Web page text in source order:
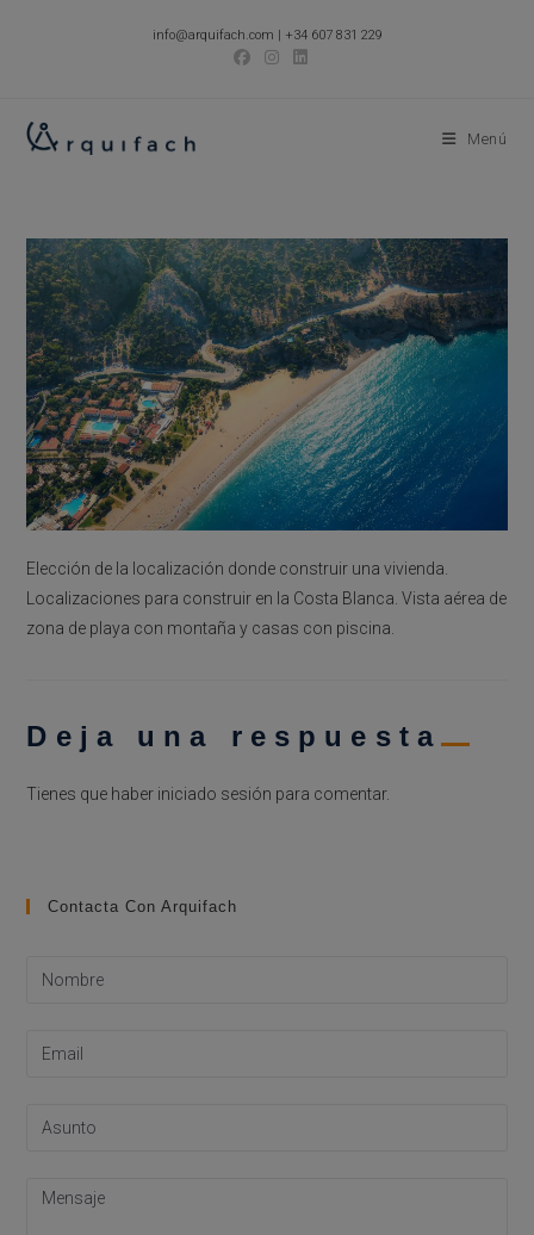
info@arquifach.com | +34 607 831 229
Menú
Elección de la localización donde construir una vivienda.
Localizaciones para construir en la Costa Blanca. Vista aérea de
zona de playa con montaña y casas con piscina.
Deja una respuesta
Tienes que haber iniciado sesión para comentar.
Contacta Con Arquifach